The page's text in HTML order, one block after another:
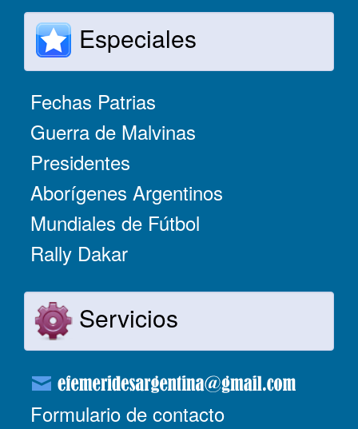
Especiales
Fechas Patrias
Guerra de Malvinas
Presidentes
Aborígenes Argentinos
Mundiales de Fútbol
Rally Dakar
Servicios
Formulario de contacto